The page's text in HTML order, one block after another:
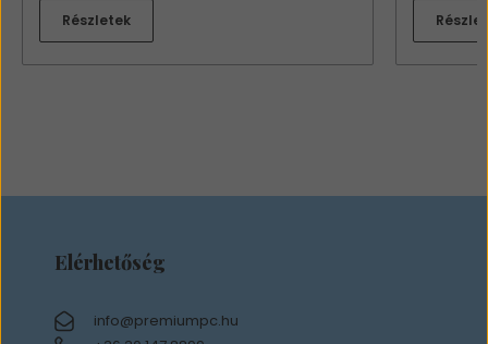
Részletek
Elérhetőség
info@premiumpc.hu